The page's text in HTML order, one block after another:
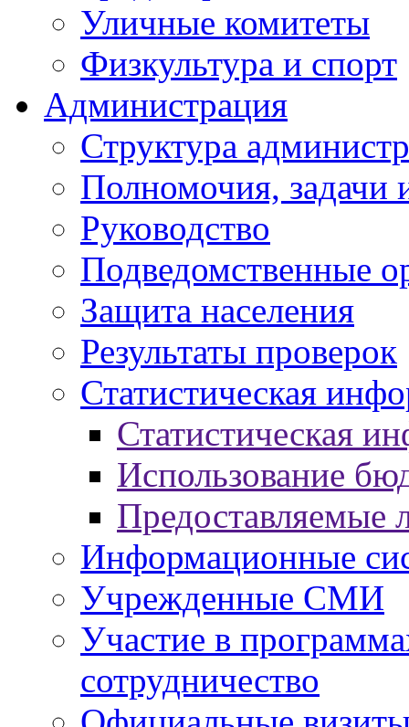
Уличные комитеты
Физкультура и спорт
Администрация
Структура
Полномочия, задачи
Руководство
Подведомственные
Защита населения
Результаты проверок
Статистическая
Статистическая
Использование
Предоставляемые
Информационные
Учрежденные СМИ
Участие в
сотрудничество